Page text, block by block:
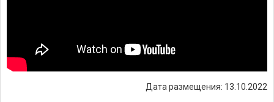
Дата размещения: 13.10.2022